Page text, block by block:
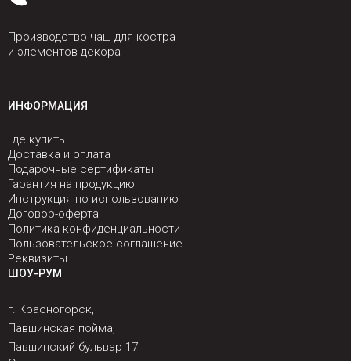
Производство чаш для костра
и элементов декора
ИНФОРМАЦИЯ
Где купить
Доставка и оплата
Подарочные сертификаты
Гарантия на продукцию
Инструкция по использованию
Договор-оферта
Политика конфиденциальности
Пользовательское соглашение
Реквизиты
ШОУ-РУМ
г. Красногорск,
Павшинская пойма,
Павшинский бульвар 17